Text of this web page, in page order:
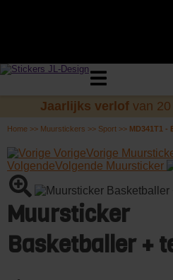
Jaarlijks verlof van
Home >> Muurstickers >> Sport >> MD341T1 -
VorigeVorige
VolgendeVolgende Muursticker
Muursticker
Basketballer +